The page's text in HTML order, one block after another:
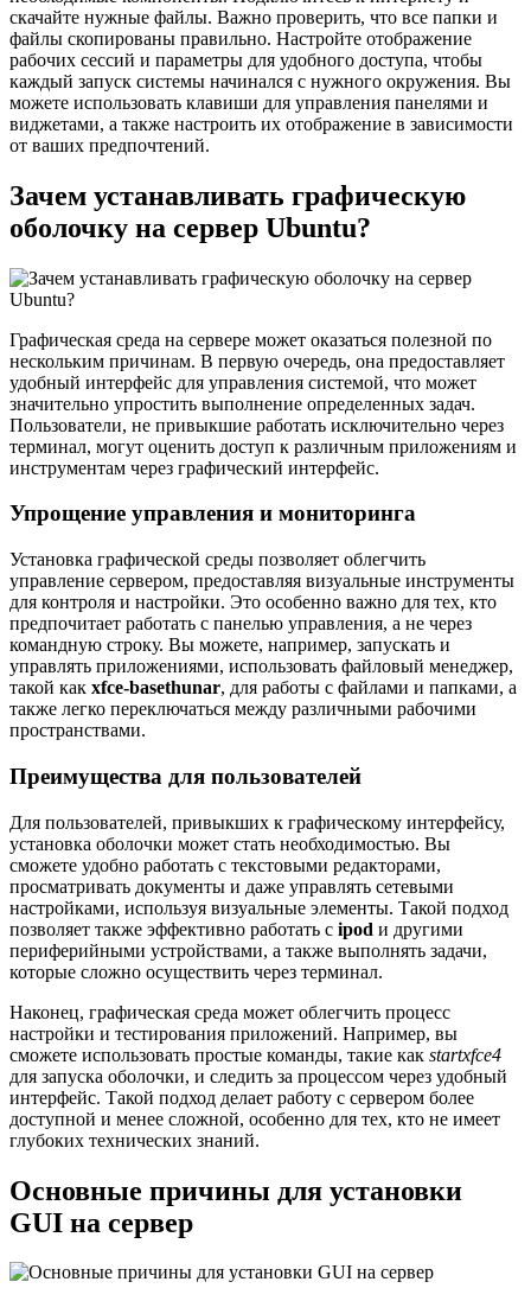
скачайте нужные файлы. Важно проверить, что все папки и
файлы скопированы правильно. Настройте отображение
рабочих сессий и параметры для удобного доступа, чтобы
каждый запуск системы начинался с нужного окружения. Вы
можете использовать клавиши для управления панелями и
виджетами, а также настроить их отображение в зависимости
от ваших предпочтений.
Зачем устанавливать графическую
оболочку на сервер Ubuntu?
Графическая среда на сервере может оказаться полезной по
нескольким причинам. В первую очередь, она предоставляет
удобный интерфейс для управления системой, что может
значительно упростить выполнение определенных задач.
Пользователи, не привыкшие работать исключительно через
терминал, могут оценить доступ к различным приложениям и
инструментам через графический интерфейс.
Упрощение управления и мониторинга
Установка графической среды позволяет облегчить
управление сервером, предоставляя визуальные инструменты
для контроля и настройки. Это особенно важно для тех, кто
предпочитает работать с панелью управления, а не через
командную строку. Вы можете, например, запускать и
управлять приложениями, использовать файловый менеджер,
такой как xfce-basethunar, для работы с файлами и папками, а
также легко переключаться между различными рабочими
пространствами.
Преимущества для пользователей
Для пользователей, привыкших к графическому интерфейсу,
установка оболочки может стать необходимостью. Вы
сможете удобно работать с текстовыми редакторами,
просматривать документы и даже управлять сетевыми
настройками, используя визуальные элементы. Такой подход
позволяет также эффективно работать с ipod и другими
периферийными устройствами, а также выполнять задачи,
которые сложно осуществить через терминал.
Наконец, графическая среда может облегчить процесс
настройки и тестирования приложений. Например, вы
сможете использовать простые команды, такие как startxfce4
для запуска оболочки, и следить за процессом через удобный
интерфейс. Такой подход делает работу с сервером более
доступной и менее сложной, особенно для тех, кто не имеет
глубоких технических знаний.
Основные причины для установки
GUI на сервер